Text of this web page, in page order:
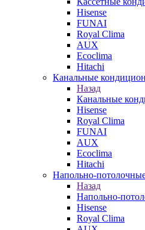
Hisense
FUNAI
Royal Clima
AUX
Ecoclima
Hitachi
Канальные
Назад
Канальные
Hisense
Royal Clima
FUNAI
AUX
Ecoclima
Hitachi
Напольно-
Назад
Напольно-
Hisense
Royal Clima